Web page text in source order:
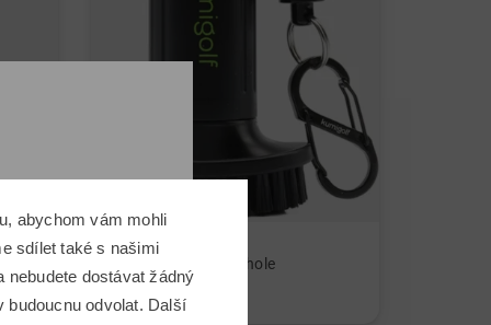
kumigolf
H3 Vodní kartáč na hole
799,00 Kč
abychom vám mohli
sdílet také s našimi
nebudete dostávat žádný
budoucnu odvolat. Další